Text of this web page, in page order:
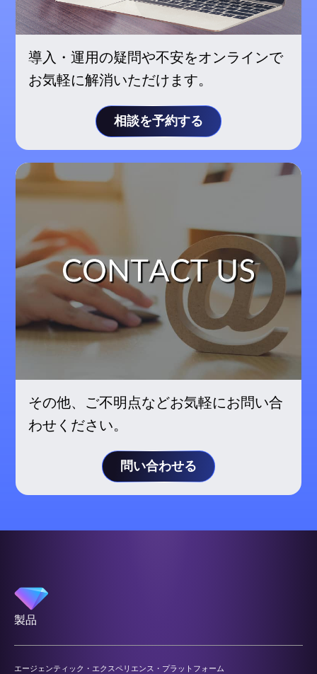
導入・運用の疑問や不安をオンラインで
お気軽に解消いただけます。
相談を予約する
その他、ご不明点などお気軽にお問い合
わせください。
問い合わせる
製品
エージェンティック・エクスペリエンス・プラットフォーム